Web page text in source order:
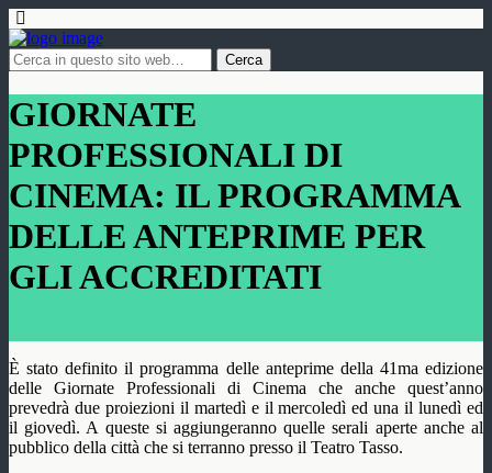
GIORNATE
PROFESSIONALI DI
CINEMA: IL PROGRAMMA
DELLE ANTEPRIME PER
GLI ACCREDITATI
È stato definito il programma delle anteprime della 41ma edizione
delle Giornate Professionali di Cinema che anche quest’anno
prevedrà due proiezioni il martedì e il mercoledì ed una il lunedì ed
il giovedì. A queste si aggiungeranno quelle serali aperte anche al
pubblico della città che si terranno presso il Teatro Tasso.